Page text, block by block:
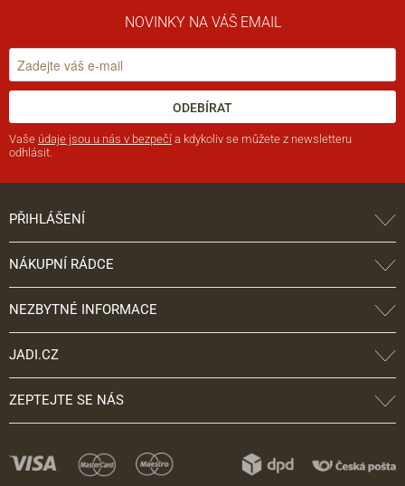
NOVINKY NA VÁŠ EMAIL
ODEBÍRAT
Vaše údaje jsou u nás v bezpečí a kdykoliv se můžete z newsletteru
odhlásit.
PŘIHLÁŠENÍ
NÁKUPNÍ RÁDCE
NEZBYTNÉ INFORMACE
JADI.CZ
ZEPTEJTE SE NÁS